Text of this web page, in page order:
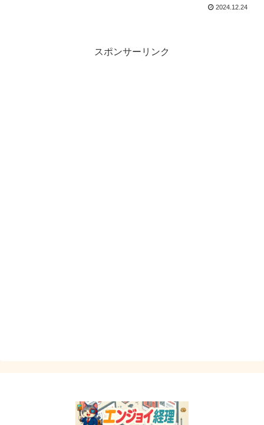
2024.12.24
スポンサーリンク